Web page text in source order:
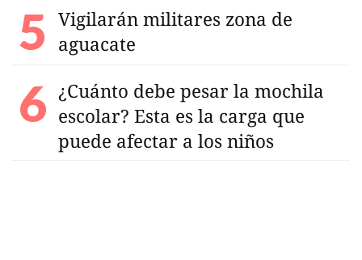
Vigilarán militares zona de
aguacate
¿Cuánto debe pesar la mochila
escolar? Esta es la carga que
puede afectar a los niños